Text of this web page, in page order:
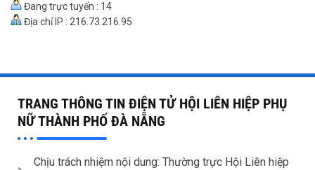
Đang trực tuyến : 14
Địa chỉ IP : 216.73.216.95
TRANG THÔNG TIN ĐIỆN TỬ HỘI LIÊN HIỆP PHỤ
NỮ THÀNH PHỐ ĐÀ NẴNG
Chịu trách nhiệm nội dung: Thường trực Hội Liên hiệp